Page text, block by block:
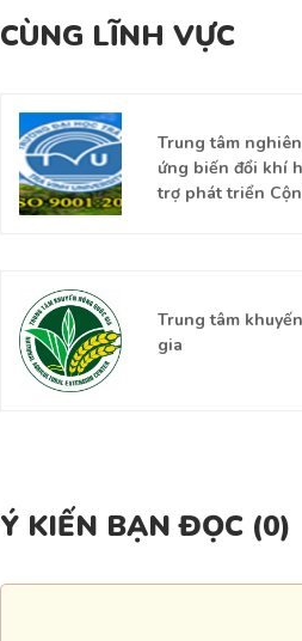
CÙNG LĨNH VỰC
Trung tâm
ứng biến đổi khí
trợ phát triển
Trung tâm
gia
Ý KIẾN BẠN ĐỌC (0)